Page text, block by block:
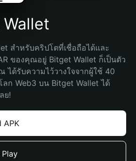
Wallet
สำหรับคริปโตที่เชื่อถือได้และ
ของคุณอยู่ Bitget Wallet ก็เป็นตัว
ได้รับความไว้วางใจจากผู้ใช้ 40
ก Web3 บน Bitget Wallet ได้
ย!
APK